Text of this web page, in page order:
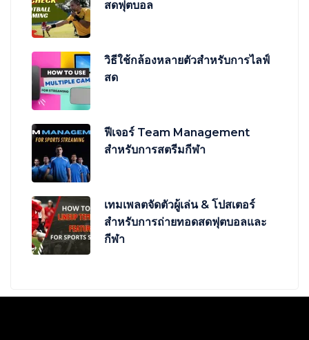
สดฟุตบอล
วิธีใช้กล้องหลายตัวสำหรับการไลฟ์
สด
ฟีเจอร์ Team Management
สำหรับการสตรีมกีฬา
เทมเพลตจัดตัวผู้เล่น & โปสเตอร์
สำหรับการถ่ายทอดสดฟุตบอลและ
กีฬา